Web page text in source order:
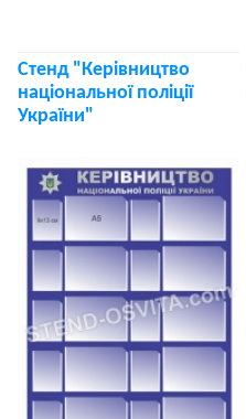
Стенд "Керівництво
національної поліції
України"